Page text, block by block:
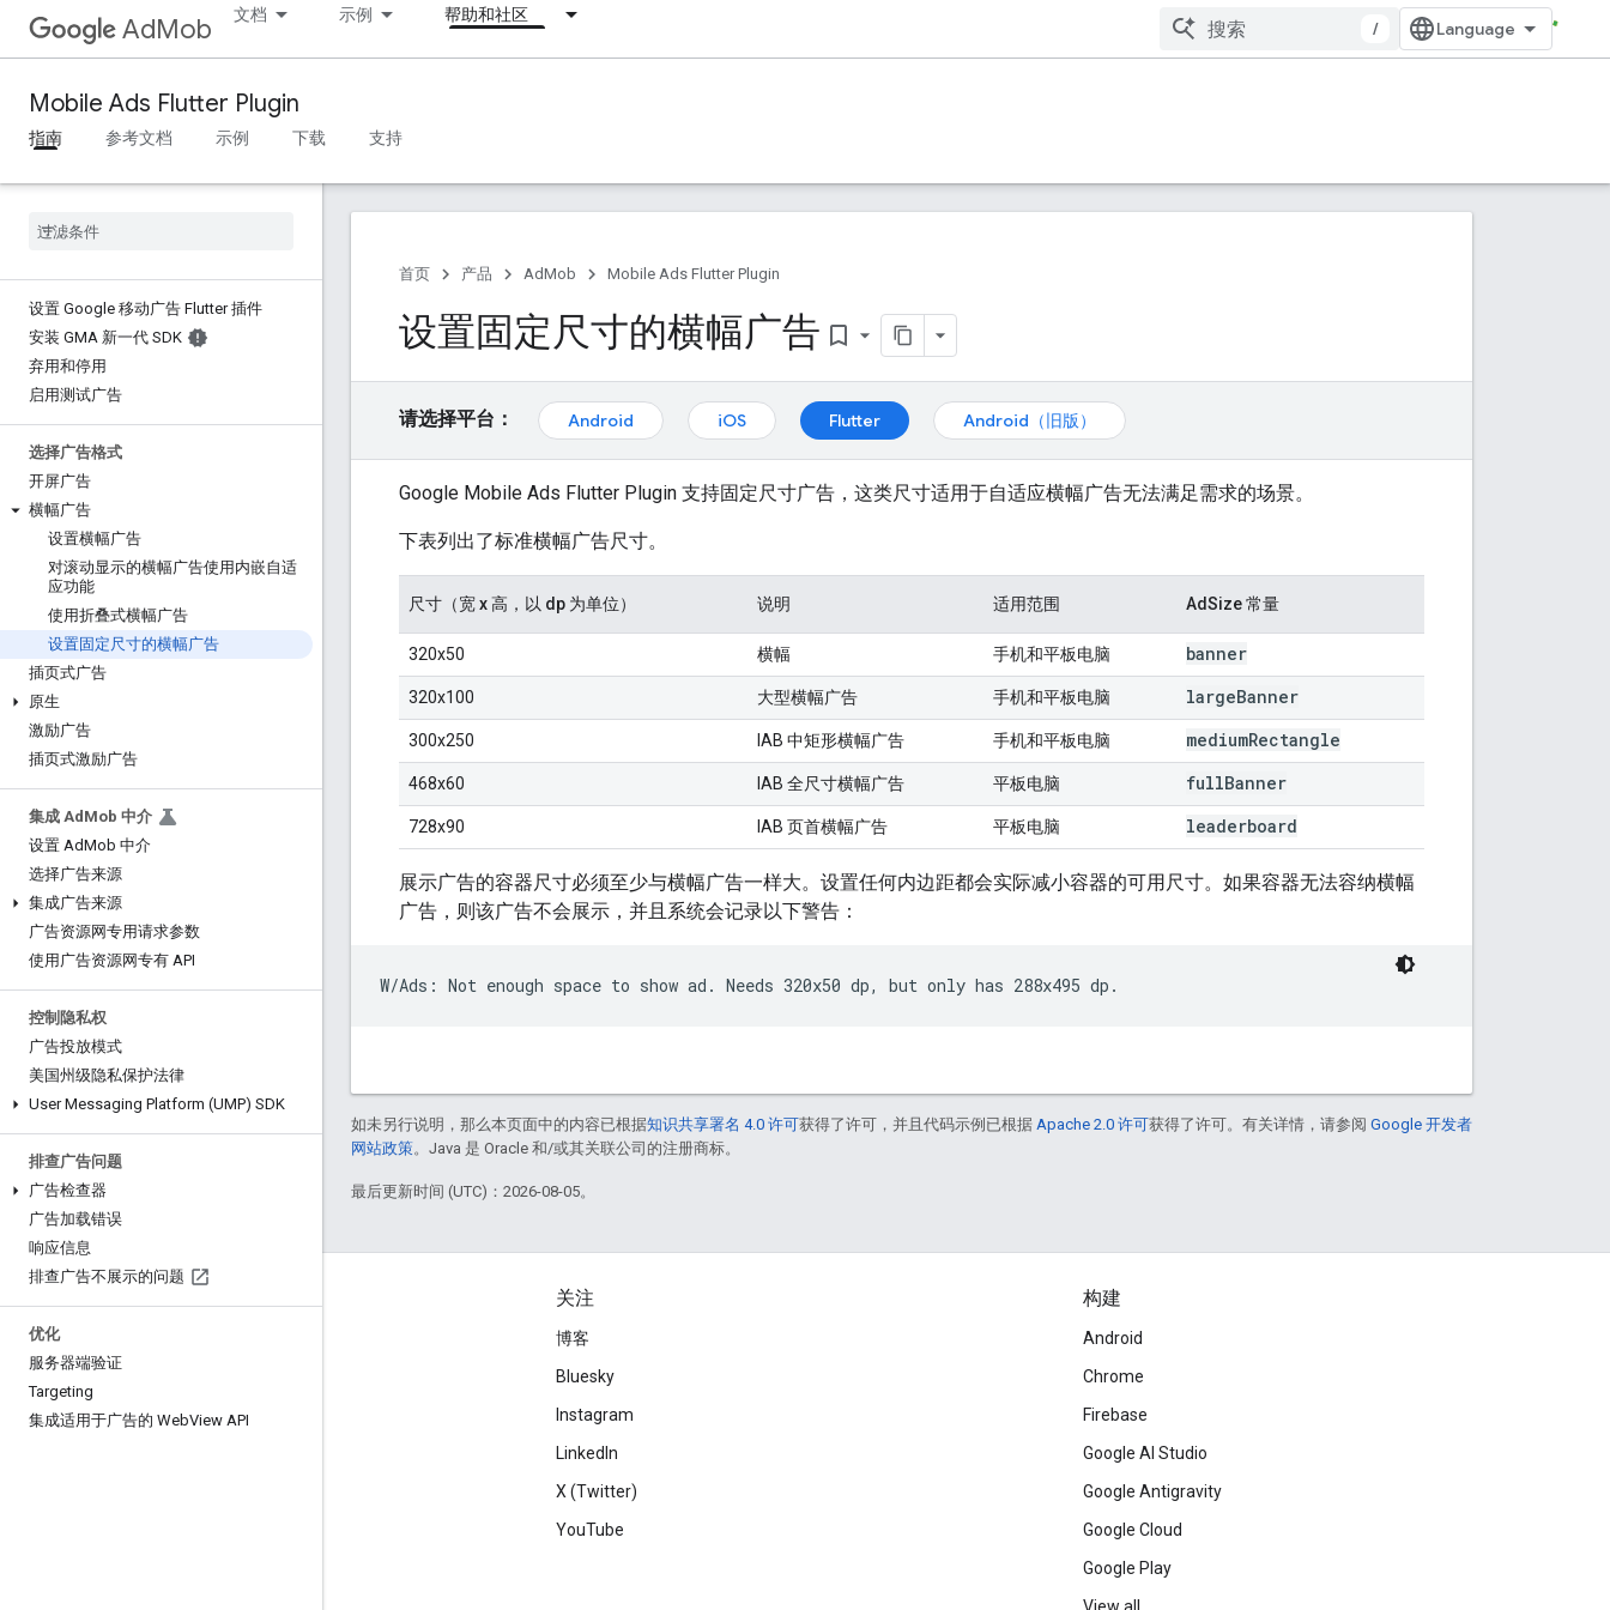
AdMob 文档 示例 帮助和社区
/
Mobile Ads Flutter Plugin
指南 参考文档 示例 下载 支持
设置 Google 移动广告 Flutter 插件
安装 GMA 新一代 SDK
弃用和停用
启用测试广告
选择广告格式
开屏广告
横幅广告
设置横幅广告
对滚动显示的横幅广告使用内嵌自适
应功能
使用折叠式横幅广告
设置固定尺寸的横幅广告
插页式广告
原生
激励广告
插页式激励广告
集成 Ad Mob 中介
设置 AdMob 中介
选择广告来源
集成广告来源
广告资源网专用请求参数
使用广告资源网专有 API
控制隐私权
广告投放模式
美国州级隐私保护法律
User Messaging Platform (UMP) SDK
排查广告问题
广告检查器
广告加载错误
响应信息
排查广告不展示的问题
优化
服务器端验证
Targeting
集成适用于广告的 WebView API
首页 产品 AdMob Mobile Ads Flutter Plugin
设置固定尺寸的横幅广告 bookmark_border
请选择平台： Android iOS Flutter Android（旧版）
Google Mobile Ads Flutter Plugin 支持固定尺寸广告，这类尺寸适用于自适应横幅广告无法满足需求的场景。
下表列出了标准横幅广告尺寸。
尺寸（宽 x 高，以 dp 为单位） 说明 适用范围 AdSize 常量
320x50 横幅 手机和平板电脑 banner
320x100 大型横幅广告 手机和平板电脑 largeBanner
300x250 IAB 中矩形横幅广告 手机和平板电脑 mediumRectangle
468x60 IAB 全尺寸横幅广告 平板电脑 fullBanner
728x90 IAB 页首横幅广告 平板电脑 leaderboard
展示广告的容器尺寸必须至少与横幅广告一样大。设置任何内边距都会实际减小容器的可用尺寸。如果容器无法容纳横幅
广告，则该广告不会展示，并且系统会记录以下警告：
如未另行说明，那么本页面中的内容已根据知识共享署名 4.0 许可获得了许可，并且代码示例已根据 Apache 2.0 许可获得了许可。有关详情，请参阅 Google 开发者
网站政策。Java 是 Oracle 和/或其关联公司的注册商标。
最后更新时间 (UTC)：2026-08-05。
Google Developer Program
Google Developer Groups
Google Developer Experts
关注
博客
Bluesky
Instagram
LinkedIn
X (Twitter)
YouTube
构建
Android
Chrome
Firebase
Google AI Studio
Google Antigravity
Google Cloud
Google Play